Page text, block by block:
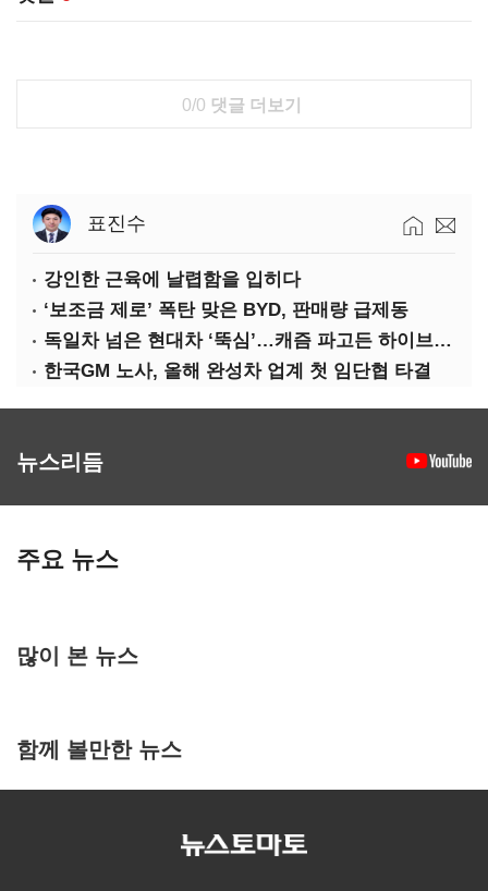
0/0 댓글 더보기
표진수
강인한 근육에 날렵함을 입히다
‘보조금 제로’ 폭탄 맞은 BYD, 판매량 급제동
독일차 넘은 현대차 ‘뚝심’…캐즘 파고든 하이브리드 역전극
한국GM 노사, 올해 완성차 업계 첫 임단협 타결
뉴스리듬
주요 뉴스
많이 본 뉴스
함께 볼만한 뉴스